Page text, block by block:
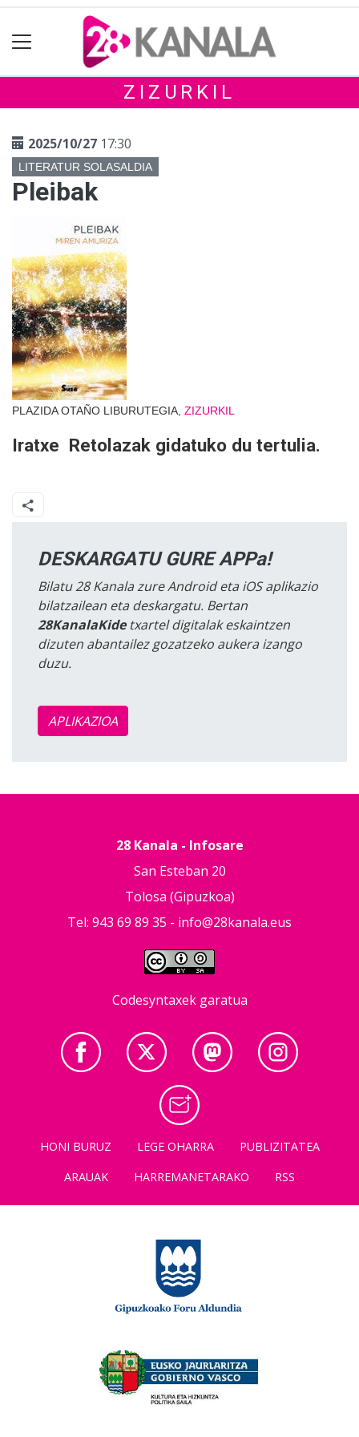
ZIZURKIL
2025/10/27 17:30
LITERATUR SOLASALDIA
Pleibak
PLAZIDA OTAÑO LIBURUTEGIA, ZIZURKIL
Iratxe Retolazak gidatuko du tertulia.
DESKARGATU GURE APPa!
Bilatu 28 Kanala zure Android eta iOS aplikazio
bilatzailean eta deskargatu. Bertan
28KanalaKidetxartel digitalak eskaintzen
dizuten abantailez gozatzeko aukera izango
duzu.
APLIKAZIOA
28 Kanala - Infosare
San Esteban 20
Tolosa (Gipuzkoa)
Tel: 943 69 89 35 - info@28kanala.eus
Codesyntaxek garatua
HONI BURUZ LEGE OHARRA
PUBLIZITATEA
ARAUAK
HARREMANETARAKO RSS